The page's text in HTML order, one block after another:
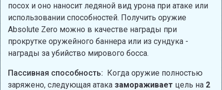
посох и оно наносит ледяной вид урона при атаке или
использовании способностей. Получить оружие
Absolute Zero можно в качестве награды при
прокрутке оружейного баннера или из сундука -
награды за убийство мирового босса.
Пассивная способность: Когда оружие полностью
заряжено, следующая атака замораживает цель на 2